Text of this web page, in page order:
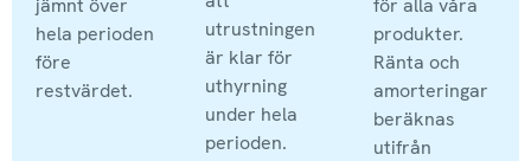
hela perioden
före
restvärdet.
utrustningen
är klar för
uthyrning
under hela
perioden.
produkter.
Ränta och
amorteringar
beräknas
utifrån